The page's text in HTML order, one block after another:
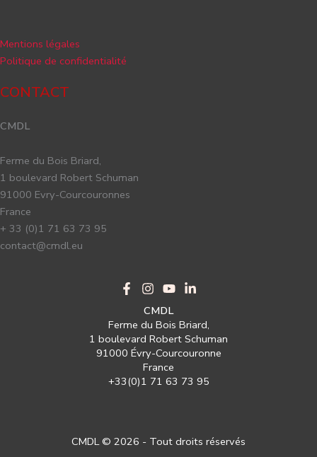
Mentions légales
Politique de confidentialité
CONTACT
CMDL
Ferme du Bois Briard,
1 boulevard Robert Schuman
91000 Evry-Courcouronnes
France
+ 33 (0)1 71 63 73 95
contact@cmdl.eu
CMDL
Ferme du Bois Briard,
1 boulevard Robert Schuman
91000 Évry-Courcouronne
France
+33(0)1 71 63 73 95
CMDL © 2026 - Tout droits réservés